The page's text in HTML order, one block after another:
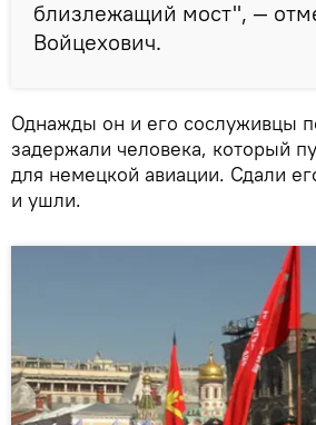
близлежащий мост", —
Войцехович.
Однажды он и его сослуживцы
задержали человека, который
для немецкой авиации. Сдали
и ушли.